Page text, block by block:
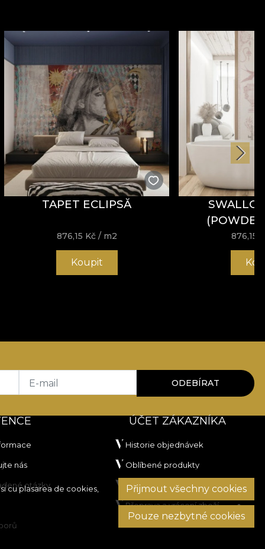
TAPET ECLIPSĂ
876,15 Kč / m2
Koupit
876,15
cu plasarea de cookies,
Přijmout všechny cookies
Pouze nezbytné cookies
E-mail ODEBÍRAT
nás
otázky
ÚČET ZÁKAZNÍKA
Historie objednávek
Oblíbené produkty
Platební metody
Přeprava a vrácení zboží